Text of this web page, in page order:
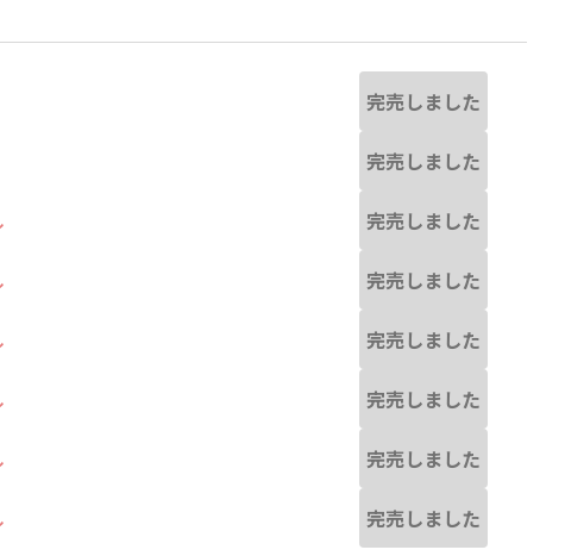
完売しました
完売しました
完売しました
完売しました
完売しました
完売しました
完売しました
完売しました